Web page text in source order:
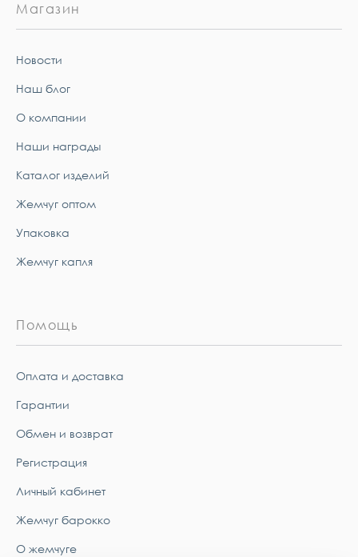
Магазин
Новости
Наш блог
О компании
Наши награды
Каталог изделий
Жемчуг оптом
Упаковка
Жемчуг капля
Помощь
Оплата и доставка
Гарантии
Обмен и возврат
Регистрация
Личный кабинет
Жемчуг барокко
О жемчуге